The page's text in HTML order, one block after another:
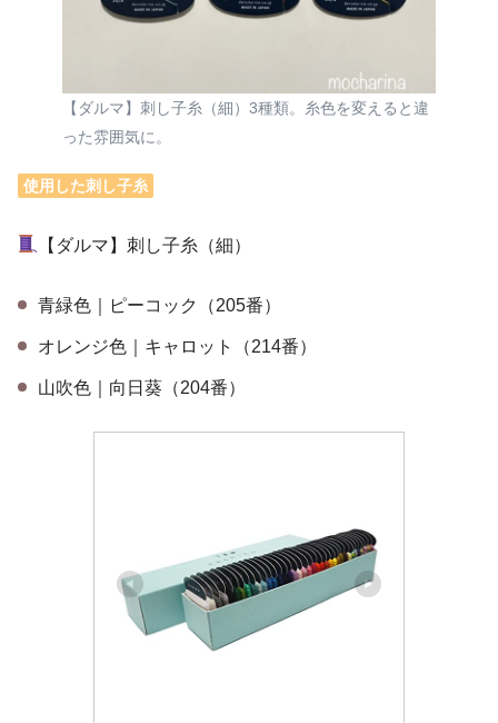
【ダルマ】刺し子糸（細）3種類。糸色を変えると違
った雰囲気に。
使用した刺し子糸
【ダルマ】刺し子糸（細）
青緑色｜ピーコック（205番）
オレンジ色｜キャロット（214番）
山吹色｜向日葵（204番）